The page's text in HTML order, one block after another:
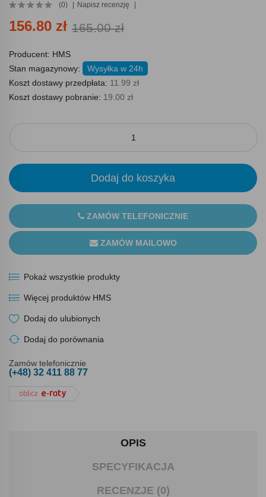
(0) Napisz recenzję
156.80 zł 165.00 zł
Producent: HMS
Stan magazynowy:
Wysyłka w 24h
Koszt dostawy przedpłata: 11.99 zł
Koszt dostawy pobranie: 19.00 zł
Dodaj do koszyka
ZAMÓW TELEFONICZNIE
ZAMÓW MAILOWO
Pokaż wszystkie produkty
Więcej produktów HMS
Dodaj do ulubionych
Dodaj do porównania
Zamów telefonicznie
(+48) 32 411 88 77
OPIS
SPECYFIKACJA
RECENZJE (0)